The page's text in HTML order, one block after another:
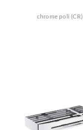
chrome poli (CR)